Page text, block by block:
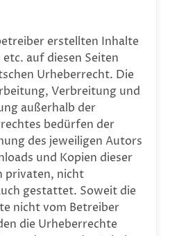
erstellten Inhalte
auf diesen Seiten
Urheberrecht. Die
Verbreitung und
außerhalb der
bedürfen der
des jeweiligen Autors
und Kopien dieser
privaten, nicht
gestattet. Soweit die
nicht vom Betreiber
die Urheberrechte